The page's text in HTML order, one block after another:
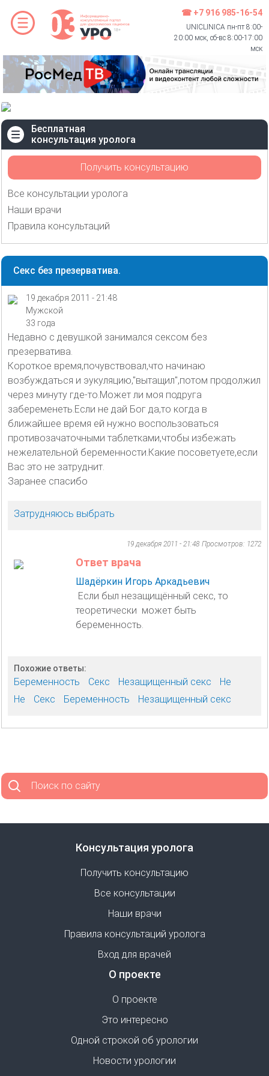
☎ +7 916 985-16-54
UNICLINICA пн-пт 8:00-
20:00 мск, сб-вс 8:00-17:00
мск
Бесплатная
консультация уролога
Получить консультацию
Все консультации уролога
Наши врачи
Правила консультаций
Секс без презерватива.
19 декабря 2011 - 21:48
Мужской
33 года
Недавно с девушкой занимался сексом без
презерватива.
Короткое время,почувствовал,что начинаю
возбуждаться и эукуляцию,"вытащил",потом продолжил
через минуту где-то.Может ли моя подруга
забеременеть.Если не дай Бог да,то когда в
ближайшее время ей нужно воспользоваться
противозачаточными таблетками,чтобы избежать
нежелательной беременности.Какие посоветуете,если
Вас это не затруднит.
Заранее спасибо
Затрудняюсь выбрать
19 декабря 2011 - 21:48 Просмотров: 1272
Ответ врача
Шадёркин Игорь Аркадьевич
Если был незащищённый секс, то
теоретически может быть
беременность.
Похожие ответы:
Беременность Секс Незащищенный секс
Не
Не
Секс Беременность Незащищенный секс
Поиск по сайту
Консультация уролога
Получить консультацию
Все консультации
Наши врачи
Правила консультаций уролога
Вход для врачей
О проекте
О проекте
Это интересно
Одной строкой об урологии
Новости урологии